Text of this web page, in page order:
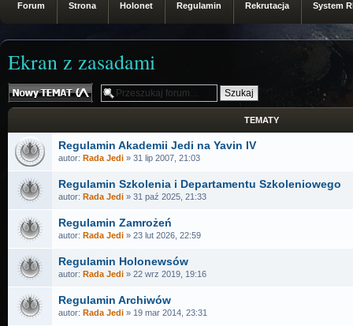
Forum Strona Holonet Regulamin Rekrutacja System
Ekran z zasadami
Nowy temat
TEMATY
Regulamin Akademii Jedi na Yavin IV
autor: Rada Jedi » 31 lip 2007, 21:03
Regulamin Szkolenia i Departamentu Szkoleniowego
autor: Rada Jedi » 31 paź 2025, 21:33
Regulamin Zamrożeń
autor: Rada Jedi » 23 lut 2026, 22:59
Regulamin Holonewsów
autor: Rada Jedi » 22 wrz 2019, 19:16
Regulamin Archiwów
autor: Rada Jedi » 19 mar 2014, 23:31